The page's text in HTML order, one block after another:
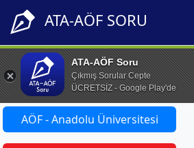
ATA-AÖF SORU
ATA-AÖF Soru
Çıkmış Sorular Cepte
ÜCRETSİZ - Google Play'de
AÖF - Anadolu Üniversitesi